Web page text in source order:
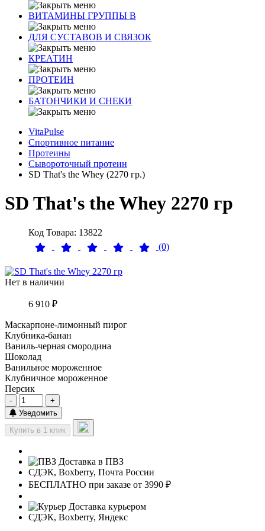
ВИТАМИНЫ ГРУППЫ В
ДЛЯ СУСТАВОВ И СВЯЗОК
КРЕАТИН
ПРОТЕИН
БАТОНЧИКИ И СНЕКИ
VitaPulse
Спортивное питание
Протеины
Сывороточный протеин
SD That's the Whey (2270 гр.)
SD That's the Whey 2270 гр
Код Товара: 13822
(0)
Нет в наличии
6 910 ₽
Маскарпоне-лимонный пирог
Клубника-банан
Ваниль-черная смородина
Шоколад
Ванильное мороженное
Клубничное мороженное
Персик
-
+
Уведомить
Купить в 1 клик
Доставка в ПВЗ
СДЭК, Boxberry, Почта России
БЕСПЛАТНО при заказе от 3990 ₽
Доставка курьером
СДЭК, Boxberry, Яндекс